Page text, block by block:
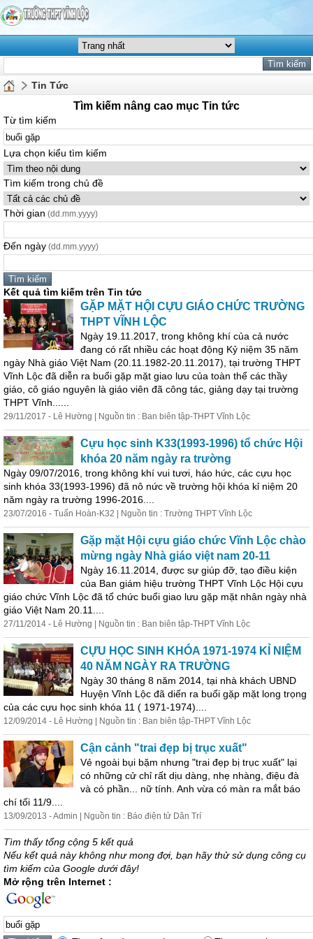
Tin Tức
Tìm kiếm nâng cao mục Tin tức
Từ tìm kiếm
Lựa chọn kiểu tìm kiếm
Tìm kiếm trong chủ đề
Thời gian (dd.mm.yyyy)
Đến ngày (dd.mm.yyyy)
Kết quả tìm kiếm trên Tin tức
GẶP MẶT HỘI CỰU GIÁO CHỨC TRƯỜNG
THPT VĨNH LỘC
Ngày 19.11.2017, trong không khí của cả nước
đang có rất nhiều các hoạt động Kỷ niệm 35 năm
ngày Nhà giáo Việt Nam (20.11.1982-20.11.2017), tại trường THPT
Vĩnh Lộc đã diễn ra buổi gặp mặt giao lưu của toàn thể các thầy
giáo, cô giáo nguyên là giáo viên đã công tác, giảng dạy tại trường
THPT Vĩnh......
29/11/2017 - Lê Hường | Nguồn tin : Ban biên tập-THPT Vĩnh Lộc
Cựu học sinh K33(1993-1996) tổ chức Hội
khóa 20 năm ngày ra trường
Ngày 09/07/2016, trong không khí vui tươi, háo hức, các cựu học
sinh khóa 33(1993-1996) đã nô nức về trường hội khóa kỉ niệm 20
năm ngày ra trường 1996-2016....
23/07/2016 - Tuấn Hoàn-K32 | Nguồn tin : Trường THPT Vĩnh Lộc
Gặp mặt Hội cựu giáo chức Vĩnh Lộc chào
mừng ngày Nhà giáo việt nam 20-11
Ngày 16.11.2014, được sự giúp đỡ, tạo điều kiện
của Ban giám hiệu trường THPT Vĩnh Lộc Hội cựu
giáo chức Vĩnh Lộc đã tổ chức buổi giao lưu gặp mặt nhân ngày nhà
giáo Việt Nam 20.11....
27/11/2014 - Lê Hường | Nguồn tin : Ban biên tập-THPT Vĩnh Lộc
CỰU HỌC SINH KHÓA 1971-1974 KỈ NIỆM
40 NĂM NGÀY RA TRƯỜNG
Ngày 30 tháng 8 năm 2014, tại nhà khách UBND
Huyện Vĩnh Lộc đã diến ra buổi gặp mặt long trọng
của các cựu học sinh khóa 11 ( 1971-1974)....
12/09/2014 - Lê Hường | Nguồn tin : Ban biên tập-THPT Vĩnh Lộc
Cận cảnh "trai đẹp bị trục xuất"
Vẻ ngoài bụi bặm nhưng "trai đẹp bị trục xuất" lại
có những cử chỉ rất dịu dàng, nhẹ nhàng, điệu đà
và có phần... nữ tính. Anh vừa có màn ra mắt báo
chí tối 11/9....
13/09/2013 - Admin | Nguồn tin : Báo điện tử Dân Trí
Tìm thấy tổng cộng 5 kết quả
Nếu kết quả này không như mong đợi, bạn hãy thử sử dụng công cụ
tìm kiếm của Google dưới đây!
Mở rộng trên Internet :